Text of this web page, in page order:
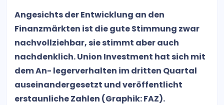
Angesichts der Entwicklung an den
Finanzmärkten ist die gute Stimmung zwar
nachvollziehbar, sie stimmt aber auch
nachdenklich. Union Investment hat sich mit
dem An- legerverhalten im dritten Quartal
auseinandergesetzt und veröffentlicht
erstaunliche Zahlen (Graphik: FAZ).